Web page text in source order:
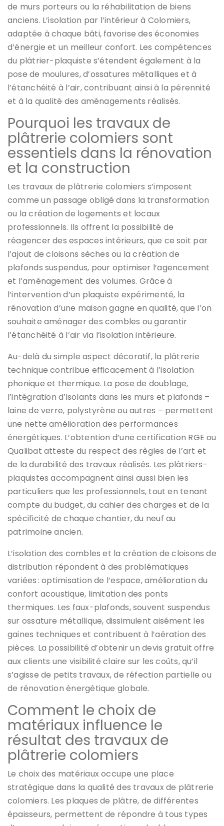
de murs porteurs ou la réhabilitation de biens
anciens. L’isolation par l’intérieur à Colomiers,
adaptée à chaque bâti, favorise des économies
d’énergie et un meilleur confort. Les compétences
du plâtrier-plaquiste s’étendent également à la
pose de moulures, d’ossatures métalliques et à
l’étanchéité à l’air, contribuant ainsi à la pérennité
et à la qualité des aménagements réalisés.
Pourquoi les travaux de
plâtrerie colomiers sont
essentiels dans la rénovation
et la construction
Les travaux de plâtrerie colomiers s’imposent
comme un passage obligé dans la transformation
ou la création de logements et locaux
professionnels. Ils offrent la possibilité de
réagencer des espaces intérieurs, que ce soit par
l’ajout de cloisons sèches ou la création de
plafonds suspendus, pour optimiser l’agencement
et l’aménagement des volumes. Grâce à
l’intervention d’un plaquiste expérimenté, la
rénovation d’une maison gagne en qualité, que l’on
souhaite aménager des combles ou garantir
l’étanchéité à l’air via l’isolation intérieure.
Au-delà du simple aspect décoratif, la plâtrerie
technique contribue efficacement à l’isolation
phonique et thermique. La pose de doublage,
l’intégration d’isolants dans les murs et plafonds –
laine de verre, polystyrène ou autres – permettent
une nette amélioration des performances
énergétiques. L’obtention d’une certification RGE ou
Qualibat atteste du respect des règles de l’art et
de la durabilité des travaux réalisés. Les plâtriers-
plaquistes accompagnent ainsi aussi bien les
particuliers que les professionnels, tout en tenant
compte du budget, du cahier des charges et de la
spécificité de chaque chantier, du neuf au
patrimoine ancien.
L’isolation des combles et la création de cloisons de
distribution répondent à des problématiques
variées : optimisation de l’espace, amélioration du
confort acoustique, limitation des ponts
thermiques. Les faux-plafonds, souvent suspendus
sur ossature métallique, dissimulent aisément les
gaines techniques et contribuent à l’aération des
pièces. La possibilité d’obtenir un devis gratuit offre
aux clients une visibilité claire sur les coûts, qu’il
s’agisse de petits travaux, de réfection partielle ou
de rénovation énergétique globale.
Comment le choix de
matériaux influence le
résultat des travaux de
plâtrerie colomiers
Le choix des matériaux occupe une place
stratégique dans la qualité des travaux de plâtrerie
colomiers. Les plaques de plâtre, de différentes
épaisseurs, permettent de répondre à tous types